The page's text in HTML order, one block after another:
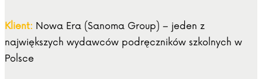
Klient: Nowa Era (Sanoma Group) – jeden z
największych wydawców podręczników szkolnych w
Polsce